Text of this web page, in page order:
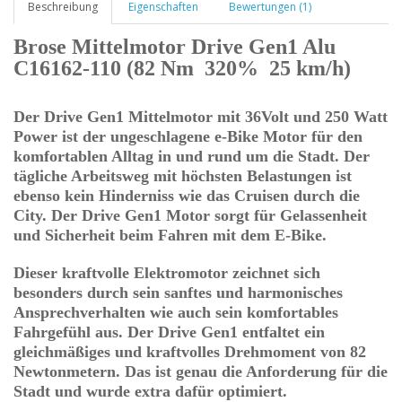
Beschreibung Eigenschaften Bewertungen (1)
Brose Mittelmotor Drive Gen1 Alu
C16162-110 (82 Nm 320% 25 km/h)
Der Drive Gen1 Mittelmotor mit 36Volt und 250 Watt
Power ist der ungeschlagene e-Bike Motor für den
komfortablen Alltag in und rund um die Stadt. Der
tägliche Arbeitsweg mit höchsten Belastungen ist
ebenso kein Hinderniss wie das Cruisen durch die
City. Der Drive Gen1 Motor sorgt für Gelassenheit
und Sicherheit beim Fahren mit dem E-Bike.
Dieser kraftvolle Elektromotor zeichnet sich
besonders durch sein sanftes und harmonisches
Ansprechverhalten wie auch sein komfortables
Fahrgefühl aus. Der Drive Gen1 entfaltet ein
gleichmäßiges und kraftvolles Drehmoment von 82
Newtonmetern. Das ist genau die Anforderung für die
Stadt und wurde extra dafür optimiert.